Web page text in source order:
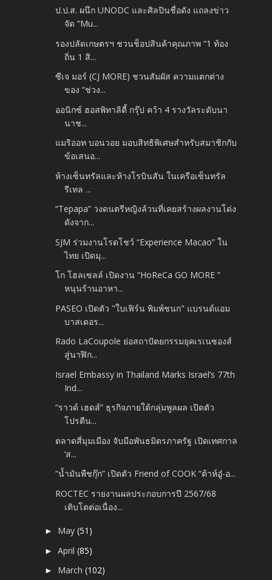
ป.ป.ส. ผนึก UNODC และศิลปินชื่อดัง แถลงข่าว
จัด “Mu...
รองปลัดเกษตรฯ ชวนช็อปสินค้าคุณภาพ “1 ท้อง
ถิ่น 1 สิ...
ซีเจ มอร์ (CJ MORE) ชวนสัมผัส ความแตกต่าง
ของ “ช่วง...
ออนิกซ์ ฮอสพิทาลิตี้ กรุ๊ป คว้า 4 รางวัลระดับนา
นาช...
แมริออท บอนวอย มอบสิทธิพิเศษสำหรับสมาชิกกับ
ข้อเสนอ...
ห้างเซ็นทรัลและห้างโรบินสัน ในเครือเซ็นทรัล
รีเทล ...
“Tepapa” วงดนตรีหญิงล้วนที่เคยสร้างผลงานโด่ง
ดังจาก...
SJM ร่วมงานโรดโชว์ “Experience Macao” ใน
ไทย เปิดมุ...
โก โฮลเซลล์ เปิดงาน “HoReCa GO MORE ”
หนุนร้านอาหา...
PASEO เปิดตัว "ใบเฟิร์น พิมพ์ชนก" แบรนด์แอม
บาสเดอร...
Rado LaCoupole ย่อสถาปัตยกรรมยุคเรเนซองส์
สู่นาฬิก...
Israel Embassy in Thailand Marks Israel’s 77th
Ind...
“ราวด์ เฮดส์” ธุรกิจภายใต้กลุ่มพูลผล เปิดตัว
โปรตีน...
ตลาดสี่มุมเมือง จับมือพันธมิตรภาครัฐ เปิดเทศกาล
‘ส...
“น้ำมันพืชกุ๊ก” เปิดตัว Friend of COOK “ต้าห์อู๋-อ...
ROCTEC รายงานผลประกอบการปี 2567/68
เติบโตต่อเนื่อง...
► May(51)
►April(85)
► March(102)